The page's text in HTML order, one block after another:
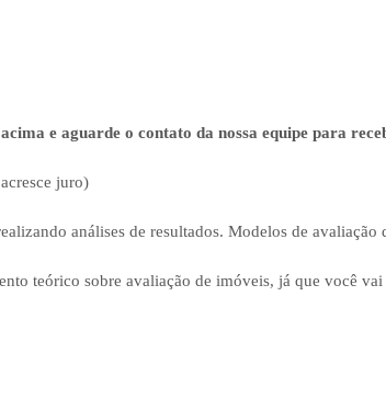
e aguarde o contato da nossa equipe para
juro)
análises de resultados. Modelos de avaliação
teórico sobre avaliação de imóveis, já que você